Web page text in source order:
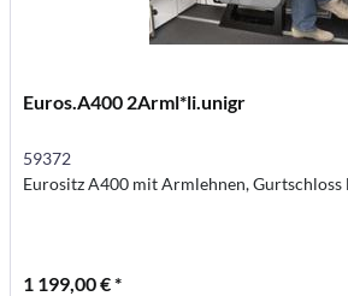
Euros.A400 2Arml*li.unigr
59372
Eurositz A400 mit Armlehnen, Gurtschloss
1 199,00 € *